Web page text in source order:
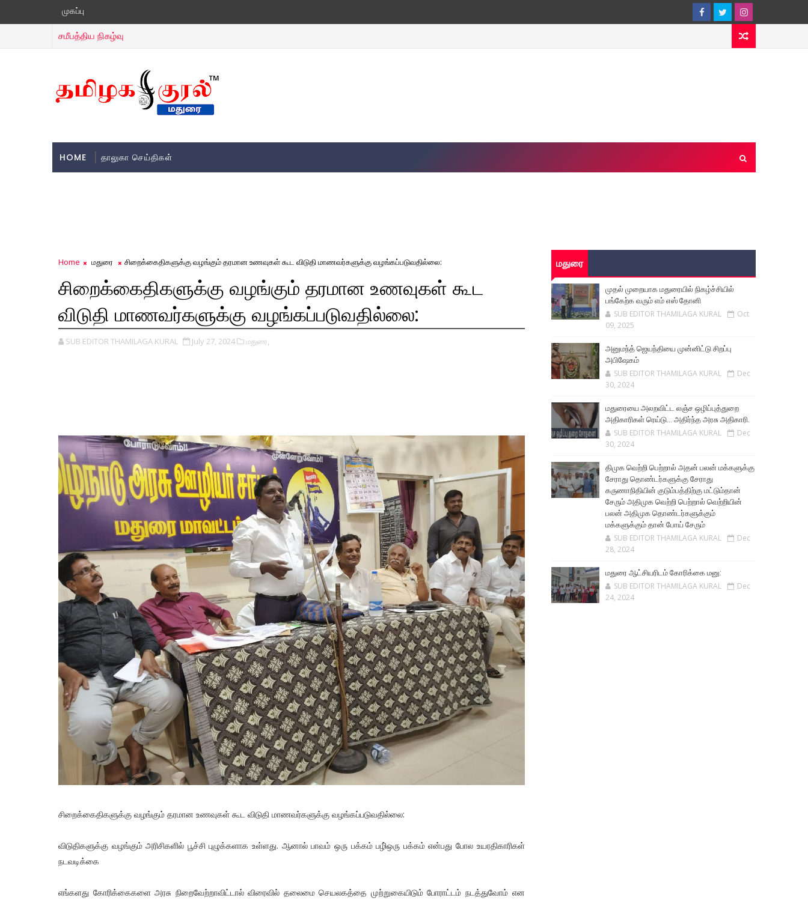
முகப்பு
சமீபத்திய நிகழ்வு
HOME தாலுகா செய்திகள்
Home மதுரை சிறைக்கைதிகளுக்கு வழங்கும் தரமான உணவுகள் கூட விடுதி மாணவர்களுக்கு வழங்கப்படுவதில்லை:
சிறைக்கைதிகளுக்கு வழங்கும் தரமான உணவுகள் கூட
விடுதி மாணவர்களுக்கு வழங்கப்படுவதில்லை:
SUB EDITOR THAMILAGA KURAL July 27, 2024 மதுரை,
சிறைக்கைதிகளுக்கு வழங்கும் தரமான உணவுகள் கூட விடுதி மாணவர்களுக்கு வழங்கப்படுவதில்லை:
விடுதிகளுக்கு வழங்கும் அரிசிகளில் பூச்சி புழுக்களாக உள்ளது. ஆனால் பாவம் ஒரு பக்கம் பழி்ஒரு பக்கம் என்பது போல உயரதிகாரிகள்
நடவடிக்கை
எங்களது கோரிக்கைகளை அரசு நிறைவேற்றாவிட்டால் விரைவில் தலைமை செயலகத்தை முற்றுகையிடும் போராட்டம் நடத்துவோம் என
மதுரை
முதல் முறையாக மதுரையில் நிகழ்ச்சியில்
பங்கேற்க வரும் எம் எஸ் தோனி
SUB EDITOR THAMILAGA KURAL
Oct
09, 2025
அனுமந்த் ஜெயந்தியை முன்னிட்டு சிறப்பு
அபிஷேகம்
SUB EDITOR THAMILAGA KURAL
Dec
30, 2024
மதுரையை அலறவிட்ட லஞ்ச ஒழிப்புத்துறை
அதிகாரிகள் ரெய்டு... அதிர்ந்த அரசு அதிகாரி.
SUB EDITOR THAMILAGA KURAL
Dec
30, 2024
திமுக வெற்றி பெற்றால் அதன் பலன் மக்களுக்கு
சேராது தொண்டர்களுக்கு சேராது
கருணாநிதியின் குடும்பத்திற்கு மட்டும்தான்
சேரும் அதிமுக வெற்றி பெற்றால் வெற்றியின்
பலன் அதிமுக தொண்டர்களுக்கும்
மக்களுக்கும் தான் போய் சேரும்
SUB EDITOR THAMILAGA KURAL
Dec
28, 2024
மதுரை ஆட்சியரிடம் கோரிக்கை மனு:
SUB EDITOR THAMILAGA KURAL
Dec
24, 2024